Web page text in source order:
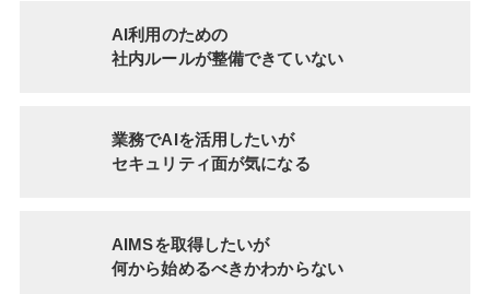
AI利用のための
社内ルールが整備できていない
業務でAIを活用したいが
セキュリティ面が気になる
AIMSを取得したいが
何から始めるべきかわからない